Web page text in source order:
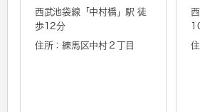
西武池袋線「 中村橋」駅 徒
歩12分
住所：練馬区中村２丁目